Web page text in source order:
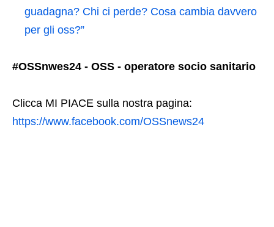
guadagna? Chi ci perde? Cosa cambia davvero
per gli oss?”
#OSSnwes24 - OSS - operatore socio sanitario
Clicca MI PIACE sulla nostra pagina:
https://www.facebook.com/OSSnews24